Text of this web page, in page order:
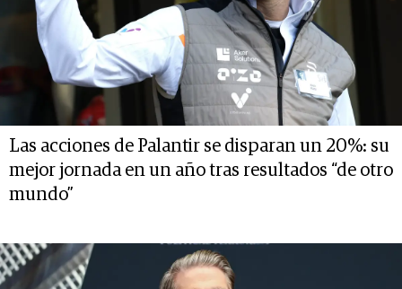
Las acciones de Palantir se disparan un 20%: su
mejor jornada en un año tras resultados “de otro
mundo”